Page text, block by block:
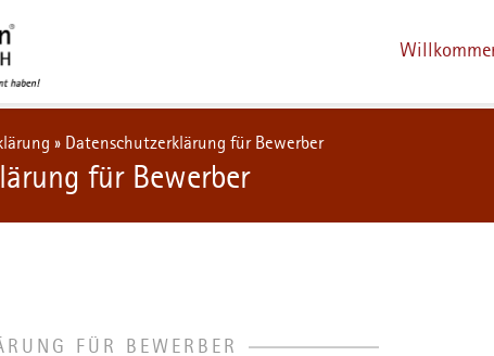
» Datenschutzerklärung für Bewerber
für Bewerber
FÜR BEWERBER